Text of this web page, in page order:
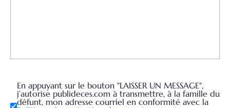
En appuyant sur le bouton "LAISSER UN MESSAGE",
j’autorise publideces.com à transmettre, à la famille du
défunt, mon adresse courriel en conformité avec la